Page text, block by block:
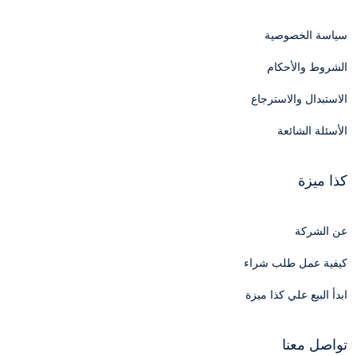
سياسة الخصوصية
الشروط والأحكام
الاستبدال والاسترجاع
الأسئلة الشائعة
كذا ميزة
عن الشركة
كيفية عمل طلب شراء
ابدأ البيع علي كذا ميزة
تواصل معنا